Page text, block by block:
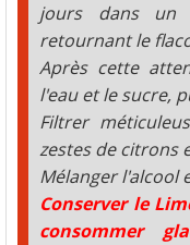
jours dans un
retournant le
Après cette
l'eau et le sucre,
Filtrer
zestes de citrons
Mélanger l'alcool
Conserver le
consommer